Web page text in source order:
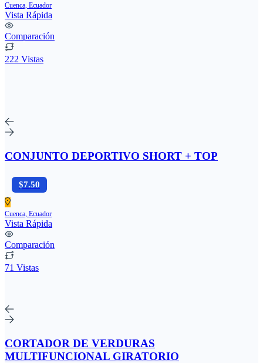
Cuenca, Ecuador
Vista Rápida
Comparación
222 Vistas
CONJUNTO DEPORTIVO SHORT + TOP
$7.50
Cuenca, Ecuador
Vista Rápida
Comparación
71 Vistas
CORTADOR DE VERDURAS
MULTIFUNCIONAL GIRATORIO